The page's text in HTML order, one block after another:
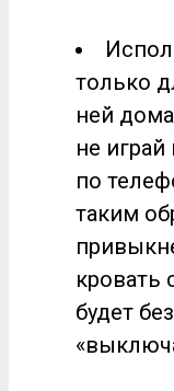
только
ней
не играй
по
таким
кровать
будет